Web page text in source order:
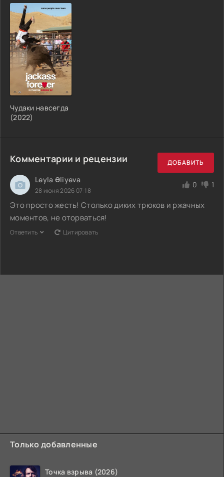
Чудаки навсегда
(2022)
Комментарии и рецензии ДОБАВИТЬ
Leyla Əliyeva
28 июня 2026 07:18
0 1
Это просто жесть! Столько диких трюков и ржачных
моментов, не оторваться!
Ответить Цитировать
Только добавленные
Точка взрыва (2026)